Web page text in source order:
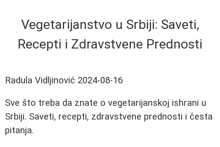
Vegetarijanstvo u Srbiji: Saveti,
Recepti i Zdravstvene Prednosti
Radula Vidljinović 2024-08-16
Sve što treba da znate o vegetarijanskoj ishrani u
Srbiji. Saveti, recepti, zdravstvene prednosti i česta
pitanja.